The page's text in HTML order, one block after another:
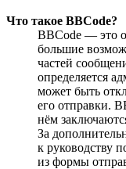
Что такое BBCode?
BBCode — это
большие
частей
определяется
может быть
его отправки.
нём
За
к руководству
из формы